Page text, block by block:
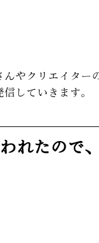
やクリエイター
していきます。
れたので